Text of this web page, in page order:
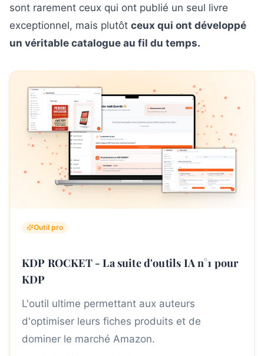
sont rarement ceux qui ont publié un seul livre
exceptionnel, mais plutôt ceux qui ont développé
un véritable catalogue au fil du temps.
Outil pro
KDP ROCKET - La suite d'outils IA n°1 pour
KDP
L'outil ultime permettant aux auteurs
d'optimiser leurs fiches produits et de
dominer le marché Amazon.